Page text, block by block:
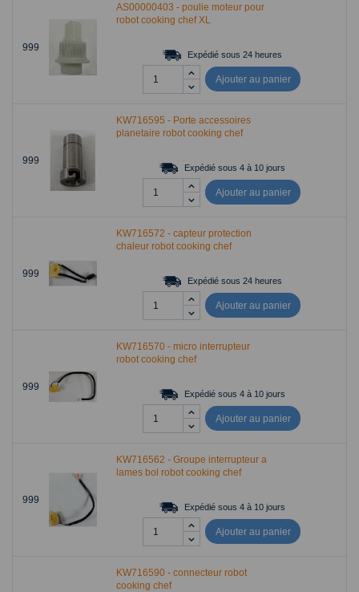
999
AS00000403 - poulie moteur pour
robot cooking chef XL
Expédié sous 24 heures
Ajouter au panier
999
KW716595 - Porte accessoires
planetaire robot cooking chef
Expédié sous 4 à 10 jours
Ajouter au panier
999
KW716572 - capteur protection
chaleur robot cooking chef
Expédié sous 24 heures
Ajouter au panier
999
KW716570 - micro interrupteur
robot cooking chef
Expédié sous 4 à 10 jours
Ajouter au panier
999
KW716562 - Groupe interrupteur a
lames bol robot cooking chef
Expédié sous 4 à 10 jours
Ajouter au panier
KW716590 - connecteur robot
cooking chef